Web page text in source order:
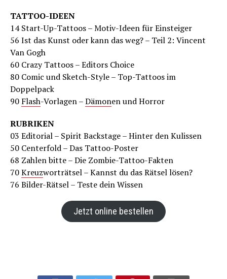
TATTOO-IDEEN
14 Start-Up-Tattoos – Motiv-Ideen für Einsteiger
56 Ist das Kunst oder kann das weg? – Teil 2: Vincent
Van Gogh
60 Crazy Tattoos – Editors Choice
80 Comic und Sketch-Style – Top-Tattoos im
Doppelpack
90 Flash-Vorlagen –Dämonen und Horror
RUBRIKEN
03 Editorial – Spirit Backstage – Hinter den Kulissen
50 Centerfold – Das Tattoo-Poster
68 Zahlen bitte – Die Zombie-Tattoo-Fakten
70Kreuzworträtsel – Kannst du das Rätsel lösen?
76 Bilder-Rätsel – Teste dein Wissen
Jetzt online bestellen